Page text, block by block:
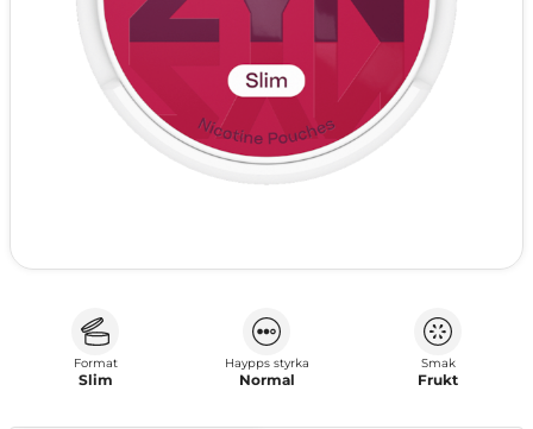
Format
Slim
Haypps styrka
Normal
Smak
Frukt